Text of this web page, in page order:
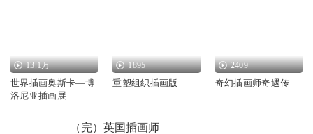
13.1万
世界插画奥斯卡—博
洛尼亚插画展
1895
重塑组织插画版
2409
奇幻插画师奇遇传
（完）英国插画师